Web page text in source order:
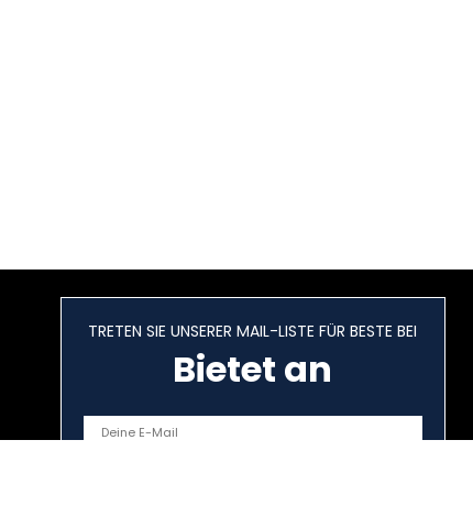
TRETEN SIE UNSERER MAIL-LISTE FÜR BESTE BEI
Bietet an